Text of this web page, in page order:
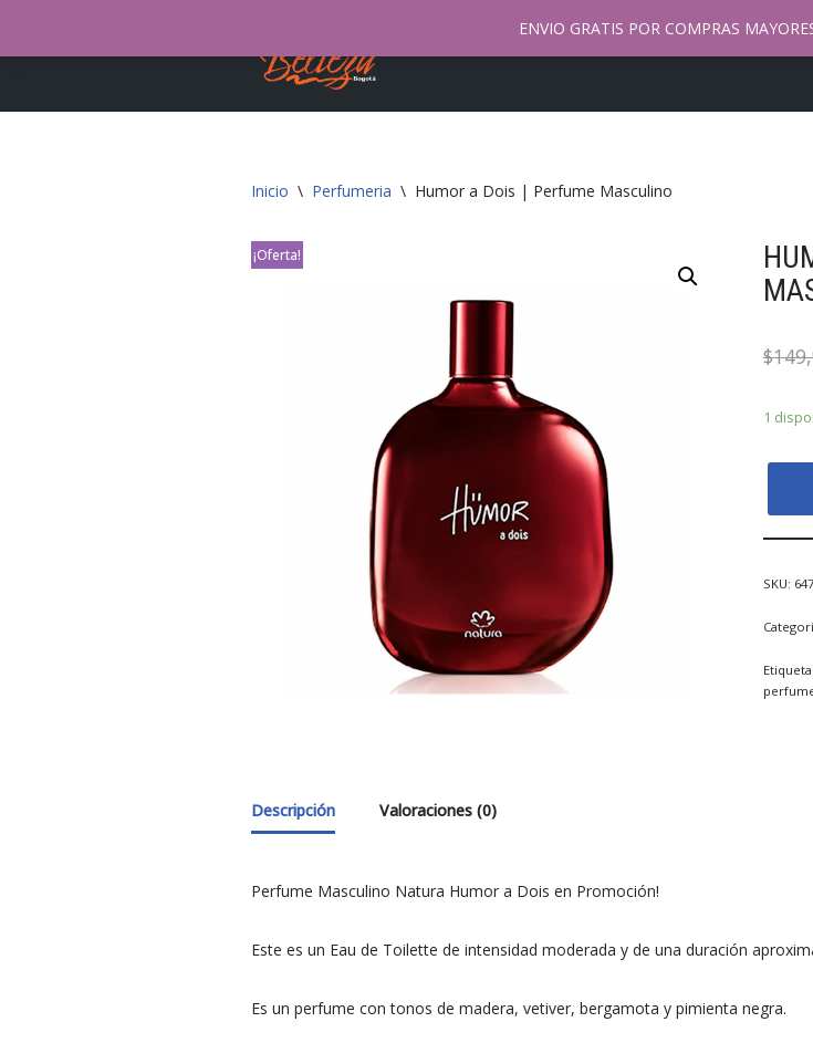
Saltar
contenido
Inicio \ Perfumeria \ Humor a Dois | Perfume Masculino
¡Oferta!
$
1
SKU:
Descripción Valoraciones (0)
Perfume Masculino Natura Humor a Dois en Promoción!
Este es un Eau de Toilette de intensidad moderada y de una duración
Es un perfume con tonos de madera, vetiver, bergamota y pimienta negra.
ENVIO GRATIS POR COMPRAS